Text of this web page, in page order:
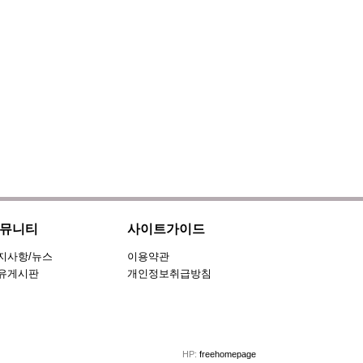
니티
사항/뉴스
게시판
사이트가이드
이용약관
개인정보취급방침
HP: freehomepage